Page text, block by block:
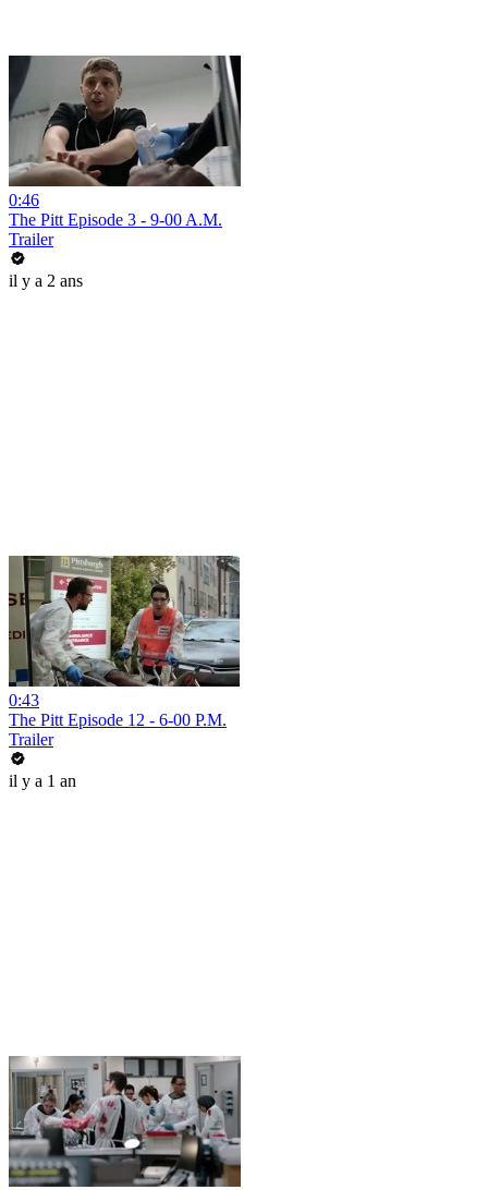
0:46
The Pitt Episode 3 - 9-00 A.M.
Trailer
il y a 2 ans
0:43
The Pitt Episode 12 - 6-00 P.M.
Trailer
il y a 1 an